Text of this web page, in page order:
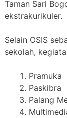
Taman Sari
ekstrakurikuler.
Selain OSIS
sekolah,
Pramuka
Paskibra
Palang